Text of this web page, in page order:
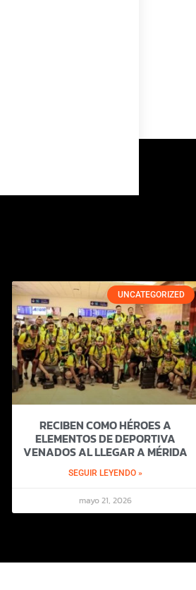
UNCATEGORIZED
RECIBEN COMO HÉROES A
ELEMENTOS DE DEPORTIVA
VENADOS AL LLEGAR A MÉRIDA
SEGUIR LEYENDO »
mayo 21, 2026